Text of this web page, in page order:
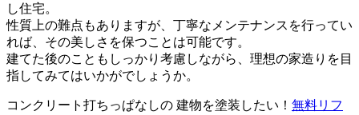
し住宅。
性質上の難点もありますが、丁寧なメンテナンスを行ってい
れば、その美しさを保つことは可能です。
建てた後のこともしっかり考慮しながら、理想の家造りを目
指してみてはいかがでしょうか。
コンクリート打ちっぱなしの 建物を塗装したい！ 無料リフ